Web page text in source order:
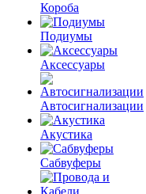
Короба
Подиумы
Аксессуары
Автосигнализации
Акустика
Сабвуферы